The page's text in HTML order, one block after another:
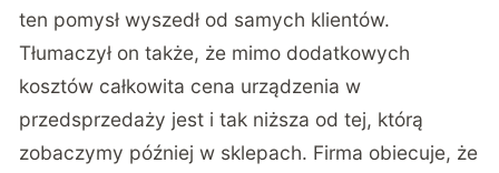
ten pomysł wyszedł od samych klientów.
Tłumaczył on także, że mimo dodatkowych
kosztów całkowita cena urządzenia w
przedsprzedaży jest i tak niższa od tej, którą
zobaczymy później w sklepach. Firma obiecuje, że